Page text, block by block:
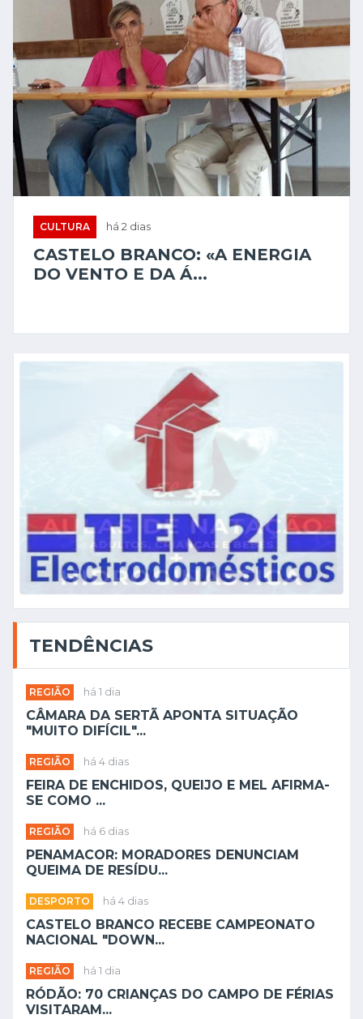
CULTURA há 2 dias
CASTELO BRANCO: «A ENERGIA
DO VENTO E DA Á...
TENDÊNCIAS
REGIÃO há 1 dia
CÂMARA DA SERTÃ APONTA SITUAÇÃO
"MUITO DIFÍCIL"...
REGIÃO há 4 dias
FEIRA DE ENCHIDOS, QUEIJO E MEL AFIRMA-
SE COMO ...
REGIÃO há 6 dias
PENAMACOR: MORADORES DENUNCIAM
QUEIMA DE RESÍDU...
DESPORTO há 4 dias
CASTELO BRANCO RECEBE CAMPEONATO
NACIONAL "DOWN...
REGIÃO há 1 dia
RÓDÃO: 70 CRIANÇAS DO CAMPO DE FÉRIAS
VISITARAM...